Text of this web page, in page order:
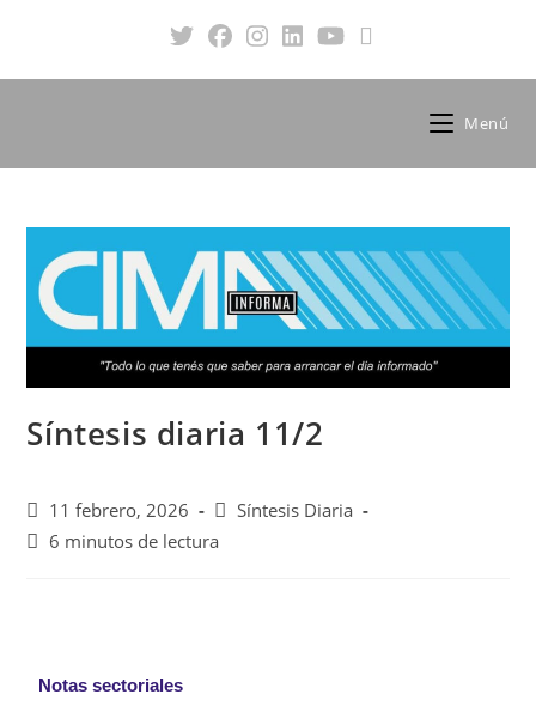
Menú
Síntesis diaria 11/2
11 febrero, 2026
Síntesis Diaria
6 minutos de lectura
Notas sectoriales